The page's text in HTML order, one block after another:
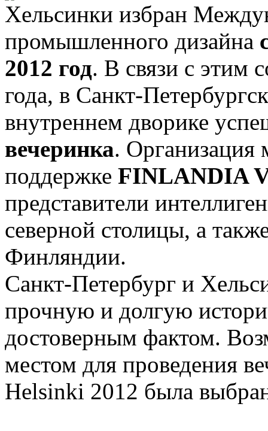
Хельсинки избран
промышленного дизайна
2012 год. В связи с этим
года, в Санкт-
внутреннем дворике
вечеринка. Организация
поддержке FINLANDIA
представители
северной столицы, а
Финляндии.
Санкт-Петербург и
прочную и долгую
достоверным фактом.
местом для проведения
Helsinki 2012 была